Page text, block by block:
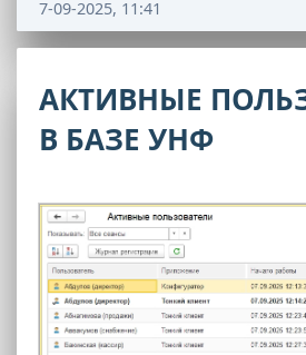
7-09-2025, 11:41
АКТИВНЫЕ
В БАЗЕ УНФ